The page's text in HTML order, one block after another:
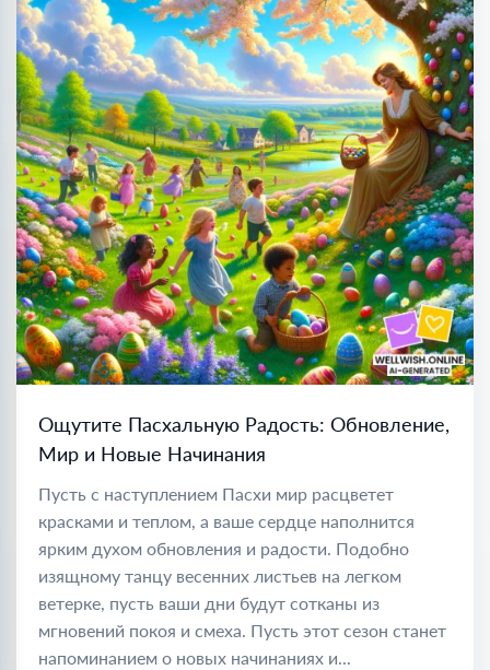
Ощутите Пасхальную Радость: Обновление,
Мир и Новые Начинания
Пусть с наступлением Пасхи мир расцветет
красками и теплом, а ваше сердце наполнится
ярким духом обновления и радости. Подобно
изящному танцу весенних листьев на легком
ветерке, пусть ваши дни будут сотканы из
мгновений покоя и смеха. Пусть этот сезон станет
напоминанием о новых начинаниях и...